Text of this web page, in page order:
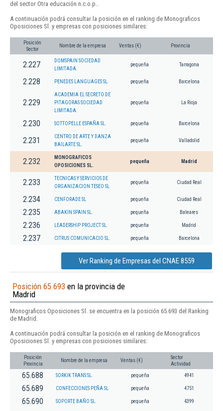
del sector Otra educación n.c.o.p..
A continuación podrá consultar la posición en el ranking de Monograficos
Oposiciones Sl. y empresas con posiciones similares:
Posición
Sector
Nombre de la empresa Ventas (€) Provincia
2.227
DOMSPAIN SOCIEDAD
LIMITADA.
pequeña Tarragona
2.228 PENEDES LANGUAGES SL. pequeña Barcelona
2.229
ACADEMIA EL SECRETO DE
PITAGORAS SOCIEDAD
LIMITADA.
pequeña La Rioja
2.230 SOTTOPELLE ESPAÑA SL. pequeña Barcelona
2.231
CENTRO DE ARTE Y DANZA
BAILARTE SL.
pequeña Valladolid
2.232
MONOGRAFICOS
OPOSICIONES SL.
pequeña Madrid
2.233
TECNICAS Y SERVICIOS DE
ORGANIZACION TESEO SL
pequeña Ciudad Real
2.234 CENFORADE SL pequeña Ciudad Real
2.235 ABAKIN SPAIN SL. pequeña Baleares
2.236 LEADERSHIP PROJECT SL. pequeña Madrid
2.237 CITRUS COMUNICACIO SL. pequeña Barcelona
Ver Ranking de Empresas del CNAE 8559
Posición 65.693 en la provincia de
Madrid
Monograficos Oposiciones Sl. se encuentra en la posición 65.693 del Ranking
de Madrid.
A continuación podrá consultar la posición en el ranking de Monograficos
Oposiciones Sl. y empresas con posiciones similares:
Posición
Provincia
Nombre de la empresa Ventas (€)
Sector
Actividad
65.688 SORKIK TRANS SL. pequeña 4941
65.689 CONFECCIONES PEÑA SL pequeña 4751
65.690 SOPORTE BAÑO SL. pequeña 4399